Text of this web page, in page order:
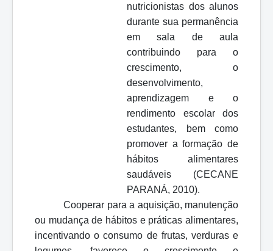
nutricionistas dos alunos
durante sua permanência
em sala de aula
contribuindo para o
crescimento, o
desenvolvimento,
aprendizagem e o
rendimento escolar dos
estudantes, bem como
promover a formação de
hábitos alimentares
saudáveis (CECANE
PARANÁ, 2010).
Cooperar para a aquisição, manutenção
ou mudança de hábitos e práticas alimentares,
incentivando o consumo de frutas, verduras e